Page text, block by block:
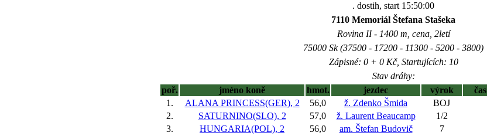
. dostih, start 15:50:00
7110 Memoriál Štefana Stašeka
Rovina II - 1400 m, cena, 2letí
75000 Sk (37500 - 17200 - 11300 - 5200 - 3800)
Zápisné: 0 + 0 Kč, Startujících: 10
Stav dráhy:
poř.
jméno koně hmot. jezdec výrok čas
1.
ALANA PRINCESS(GER), 2 56,0 ž. Zdenko Šmida BOJ
2.
SATURNINO(SLO), 2 57,0 ž. Laurent Beaucamp 1/2
3.
HUNGARIA(POL), 2 56,0 am. Štefan Budovič 7